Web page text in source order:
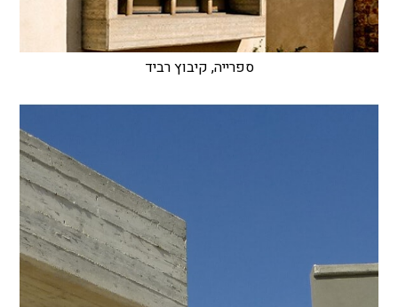
ספרייה, קיבוץ רביד